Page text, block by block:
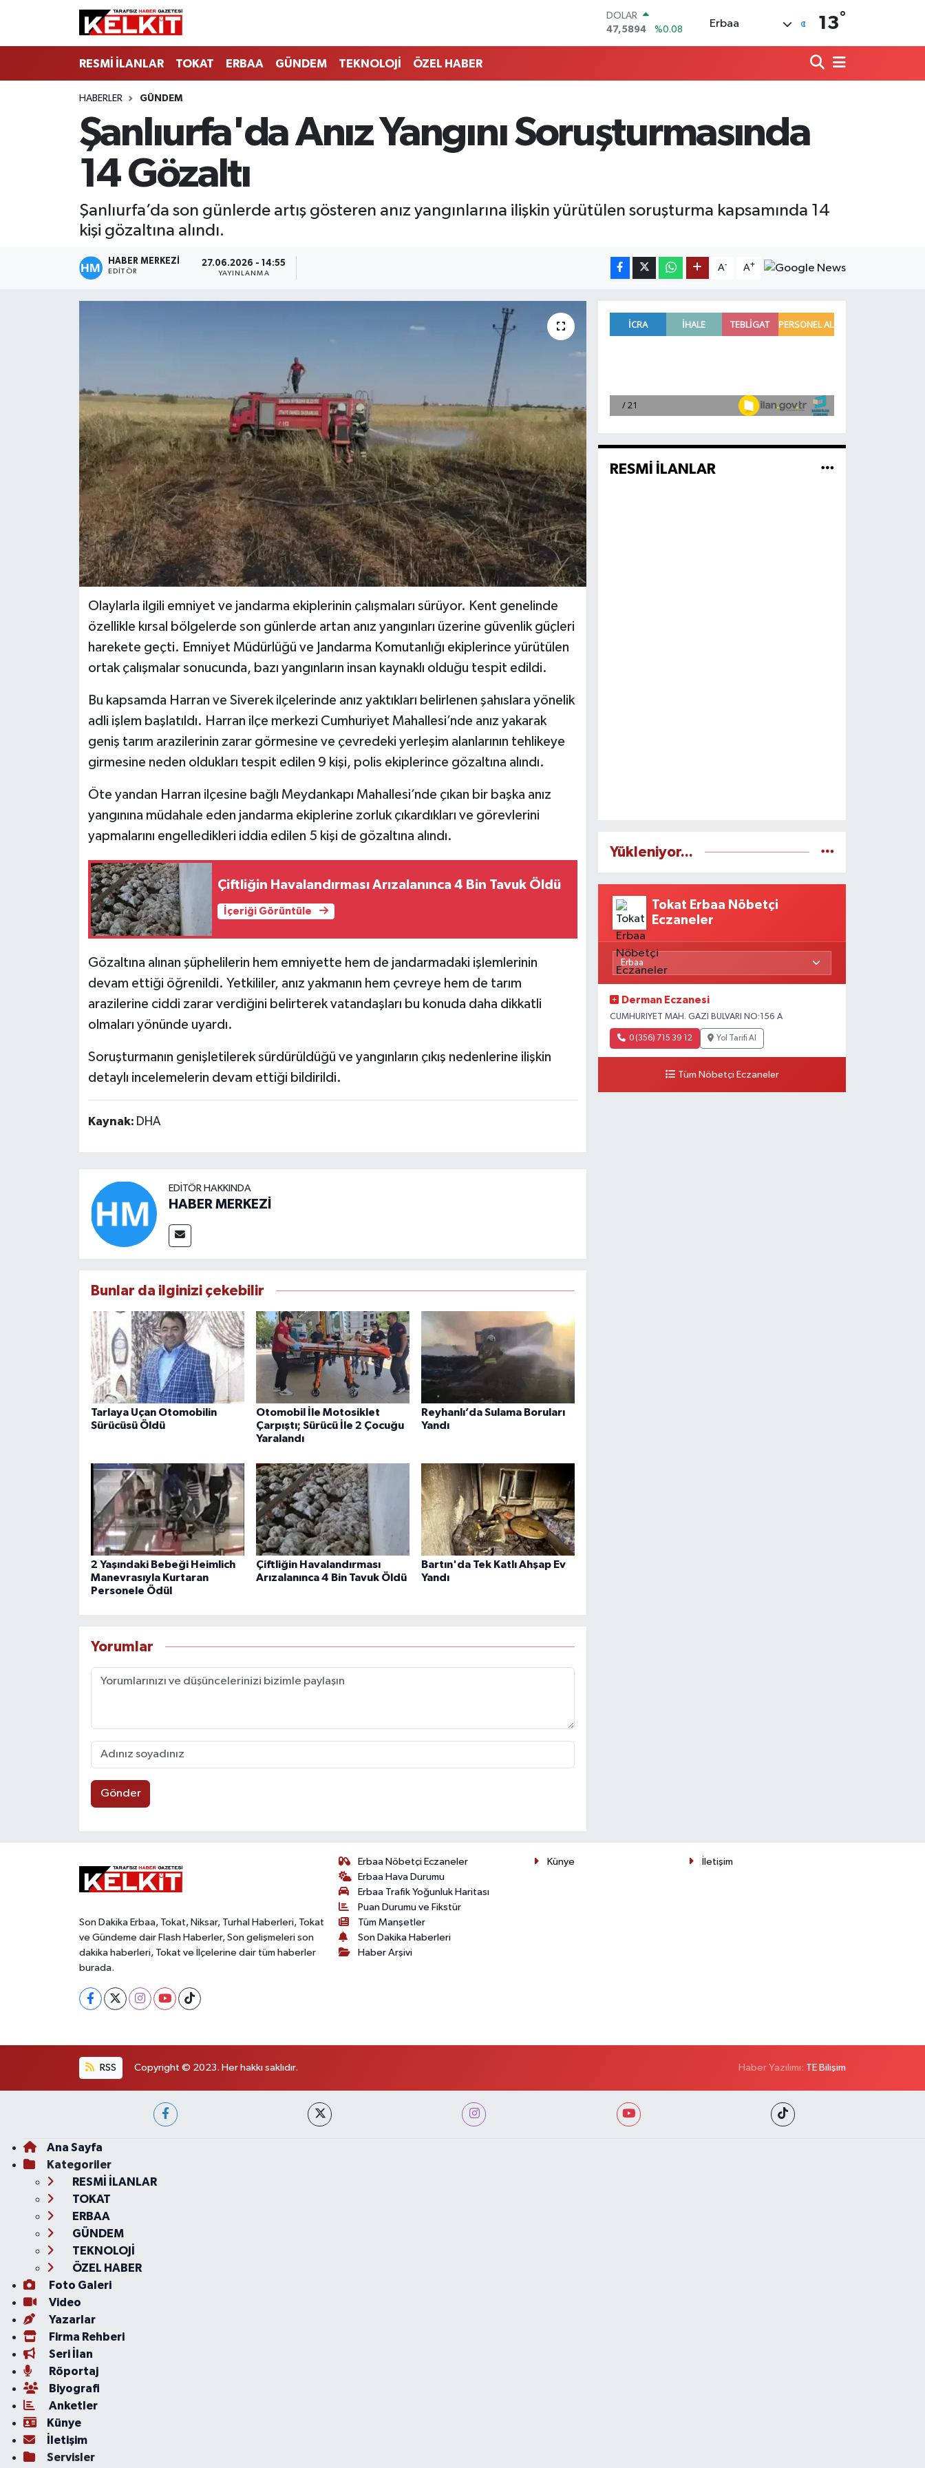
DOLAR
47,5894
%0.08
BİST100
13.703
Erbaa 13°
RESMİ İLANLAR TOKAT ERBAA GÜNDEM TEKNOLOJİ ÖZEL HABER
HABERLER GÜNDEM
Şanlıurfa'da Anız Yangını Soruşturmasında
14 Gözaltı
Şanlıurfa’da son günlerde artış gösteren anız yangınlarına ilişkin yürütülen soruşturma kapsamında 14
kişi gözaltına alındı.
HABER MERKEZİ
EDITÖR
27.06.2026 - 14:55
YAYINLANMA
A- A+
Olaylarla ilgili emniyet ve jandarma ekiplerinin çalışmaları sürüyor. Kent genelinde
özellikle kırsal bölgelerde son günlerde artan anız yangınları üzerine güvenlik güçleri
harekete geçti. Emniyet Müdürlüğü ve Jandarma Komutanlığı ekiplerince yürütülen
ortak çalışmalar sonucunda, bazı yangınların insan kaynaklı olduğu tespit edildi.
Bu kapsamda Harran ve Siverek ilçelerinde anız yaktıkları belirlenen şahıslara yönelik
adli işlem başlatıldı. Harran ilçe merkezi Cumhuriyet Mahallesi’nde anız yakarak
geniş tarım arazilerinin zarar görmesine ve çevredeki yerleşim alanlarının tehlikeye
girmesine neden oldukları tespit edilen 9 kişi, polis ekiplerince gözaltına alındı.
Öte yandan Harran ilçesine bağlı Meydankapı Mahallesi’nde çıkan bir başka anız
yangınına müdahale eden jandarma ekiplerine zorluk çıkardıkları ve görevlerini
yapmalarını engelledikleri iddia edilen 5 kişi de gözaltına alındı.
Çiftliğin Havalandırması Arızalanınca 4 Bin Tavuk Öldü
İçeriği Görüntüle
Gözaltına alınan şüphelilerin hem emniyette hem de jandarmadaki işlemlerinin
devam ettiği öğrenildi. Yetkililer, anız yakmanın hem çevreye hem de tarım
arazilerine ciddi zarar verdiğini belirterek vatandaşları bu konuda daha dikkatli
olmaları yönünde uyardı.
Soruşturmanın genişletilerek sürdürüldüğü ve yangınların çıkış nedenlerine ilişkin
detaylı incelemelerin devam ettiği bildirildi.
Kaynak: DHA
EDITÖR HAKKINDA
HABER MERKEZİ
Bunlar da ilginizi çekebilir
Tarlaya Uçan Otomobilin
Sürücüsü Öldü
Otomobil İle Motosiklet
Çarpıştı; Sürücü İle 2 Çocuğu
Yaralandı
Reyhanlı’da Sulama Boruları
Yandı
2 Yaşındaki Bebeği Heimlich
Manevrasıyla Kurtaran
Personele Ödül
Çiftliğin Havalandırması
Arızalanınca 4 Bin Tavuk Öldü
Bartın'da Tek Katlı Ahşap Ev
Yandı
Yorumlar
Gönder
RESMİ İLANLAR
Yükleniyor...
Tokat Erbaa Nöbetçi
Eczaneler
Derman Eczanesi
CUMHURIYET MAH. GAZI BULVARI NO:156 A
0 (356) 715 39 12 Yol Tarifi Al
Tüm Nöbetçi Eczaneler
Son Dakika Erbaa, Tokat, Niksar, Turhal Haberleri, Tokat
ve Gündeme dair Flash Haberler, Son gelişmeleri son
dakika haberleri, Tokat ve İlçelerine dair tüm haberler
burada.
Erbaa Nöbetçi Eczaneler
Erbaa Hava Durumu
Erbaa Trafik Yoğunluk Haritası
Puan Durumu ve Fikstür
Tüm Manşetler
Son Dakika Haberleri
Haber Arşivi
Künye İletişim
RSS Copyright © 2023. Her hakkı saklıdır. Haber Yazılımı: TE Bilişim
Ana Sayfa
Kategoriler
RESMİ İLANLAR
TOKAT
ERBAA
GÜNDEM
TEKNOLOJİ
ÖZEL HABER
Foto Galeri
Video
Yazarlar
Firma Rehberi
Seri İlan
Röportaj
Biyografi
Anketler
Künye
İletişim
Servisler